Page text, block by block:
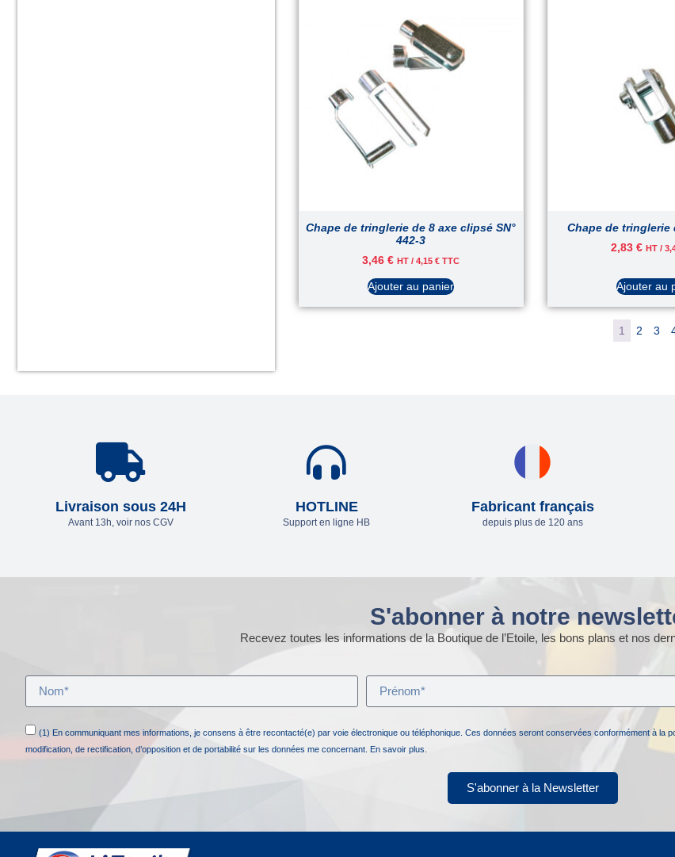
Chape de tringlerie de 8 axe clipsé SN°
442-3
3,46€ HT /4,15€ TTC
Ajouter au panier
Chape de tringlerie
2,83 € HT /
Ajouter au
1 2 3
Livraison sous 24H
Avant 13h, voir nos CGV
HOTLINE
Support en ligne HB
Fabricant français
depuis plus de 120 ans
S'abonner à notre
Recevez toutes les informations de la Boutique de l’Etoile, les bons plans et nos
(1) En communiquant mes informations, je consens à être recontacté(e) par voie électronique ou téléphonique. Ces données seront conservées conformément à la
modification, de rectification, d’opposition et de portabilité sur les données me concernant. En savoir plus.
S'abonner à la Newsletter